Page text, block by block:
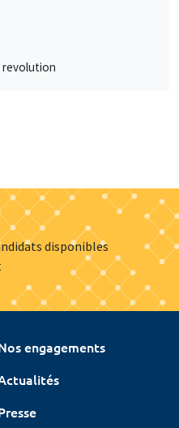
revolution
disponibles
engagements